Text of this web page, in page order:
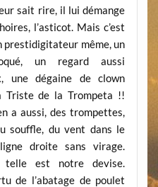
sait rire, il lui démange
l’asticot. Mais c’est
prestidigitateur même, un
un regard aussi
une dégaine de clown
Triste de la Trompeta !!
a aussi, des trompettes,
souffle, du vent dans le
droite sans virage.
telle est notre devise.
de l’abatage de poulet